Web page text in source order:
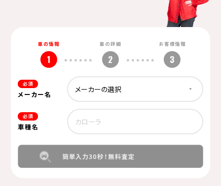
車の情報
1
車の詳細
2
お客様情報
3
必須
メーカー名
必須
車種名